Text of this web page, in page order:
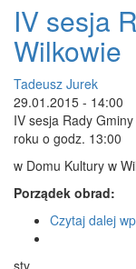
IV sesja
Wilkowie
Tadeusz Jurek
29.01.2015 - 14:00
IV sesja Rady
roku o godz. 13:00
w Domu Kultury w
Porządek obrad:
Czytaj dalej